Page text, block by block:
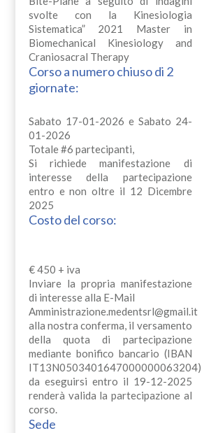
svolte con la Kinesiologia
Sistematica” 2021 Master in
Biomechanical Kinesiology and
Craniosacral Therapy
Corso a numero chiuso di 2
giornate:
Sabato 17-01-2026 e Sabato 24-
01-2026
Totale #6 partecipanti,
Si richiede manifestazione di
interesse della partecipazione
entro e non oltre il 12 Dicembre
2025
Costo del corso:
€ 450 + iva
Inviare la propria manifestazione
di interesse alla E-Mail
Amministrazione.medentsrl@gmail.it
alla nostra conferma, il versamento
della quota di partecipazione
mediante bonifico bancario (IBAN
IT13N0503401647000000063204)
da eseguirsi entro il 19-12-2025
renderà valida la partecipazione al
corso.
Sede